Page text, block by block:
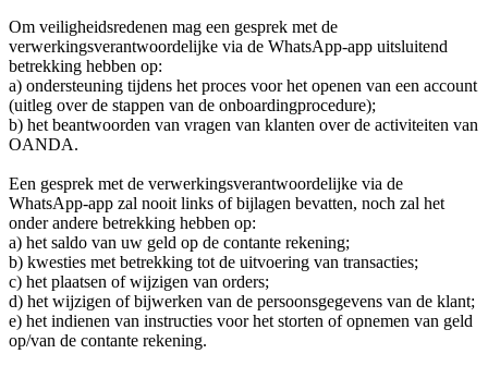
Om veiligheidsredenen mag een gesprek met de
verwerkingsverantwoordelijke via de WhatsApp-app uitsluitend
betrekking hebben op:
a) ondersteuning tijdens het proces voor het openen van een account
(uitleg over de stappen van de onboardingprocedure);
b) het beantwoorden van vragen van klanten over de activiteiten van
OANDA.
Een gesprek met de verwerkingsverantwoordelijke via de
WhatsApp-app zal nooit links of bijlagen bevatten, noch zal het
onder andere betrekking hebben op:
a) het saldo van uw geld op de contante rekening;
b) kwesties met betrekking tot de uitvoering van transacties;
c) het plaatsen of wijzigen van orders;
d) het wijzigen of bijwerken van de persoonsgegevens van de klant;
e) het indienen van instructies voor het storten of opnemen van geld
op/van de contante rekening.